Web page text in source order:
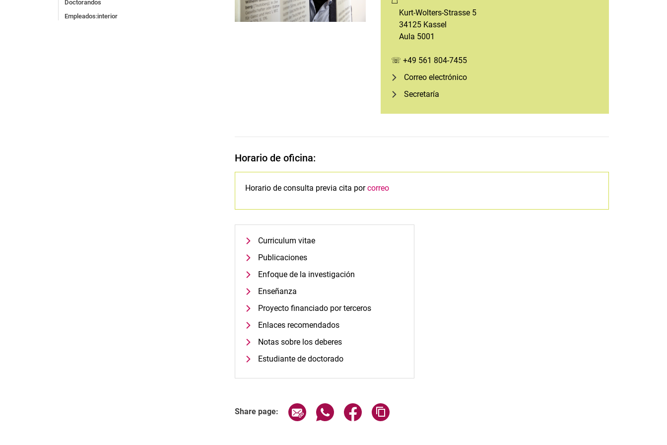
Doctorandos
Empleados:interior
Kurt-Wolters-Strasse 5
34125 Kassel
Aula 5001
☏ +49 561 804-7455
Correo electrónico
Secretaría
Horario de oficina:
Horario de consulta previa cita porcorreo
Curriculum vitae
Publicaciones
Enfoque de la investigación
Enseñanza
Proyecto financiado por terceros
Enlaces recomendados
Notas sobre los deberes
Estudiante de doctorado
Share page: Share page via email
Share page via WhatsApp (external link, opens in a new window)
Share page via Facebook (external link, opens in a new window)